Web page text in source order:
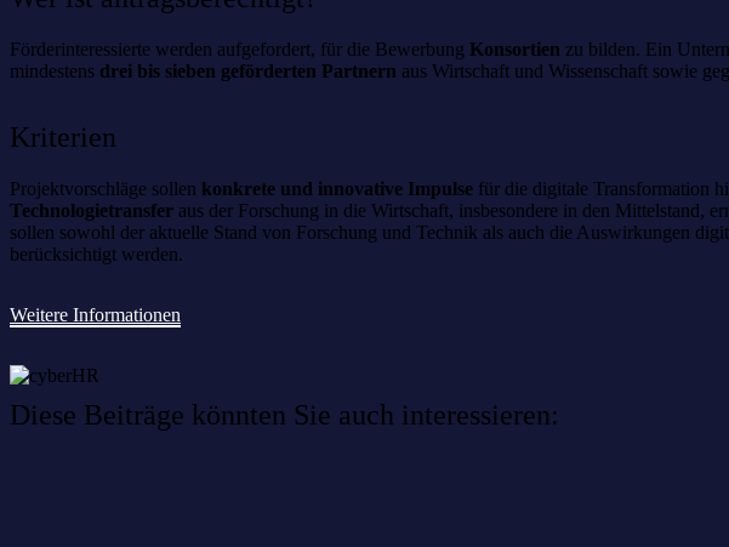
Förderinteressierte werden aufgefordert, für die Bewerbung Konsortien zu bilden. Ein
mindestens drei bis sieben geförderten Partnern aus Wirtschaft und Wissenschaft sowie
Kriterien
Projektvorschläge sollen konkrete und innovative Impulse für die digitale Transformation
Technologietransfer aus der Forschung in die Wirtschaft, insbesondere in den Mittelstand,
sollen sowohl der aktuelle Stand von Forschung und Technik als auch die Auswirkungen
berücksichtigt werden.
Weitere Informationen
Diese Beiträge könnten Sie auch interessieren: